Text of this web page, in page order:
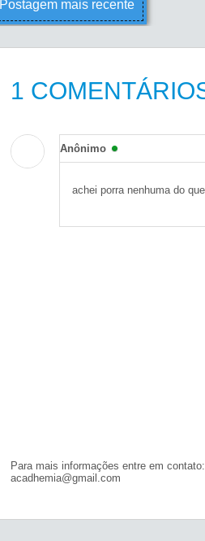
Postagem mais recente
1
Anônimo
achei porra nenhuma do
Para mais informações entre em contato:
acadhemia@gmail.com